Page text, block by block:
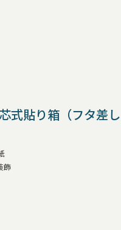
式貼り箱（フタ差し
飾